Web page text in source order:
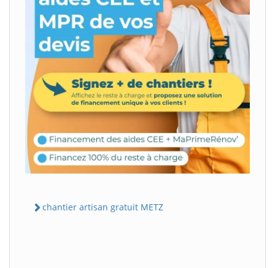
chantier artisan gratuit METZ